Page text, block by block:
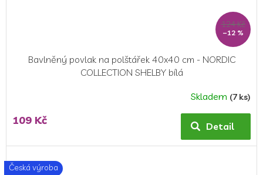
124 Kč
–12 %
Bavlněný povlak na polštářek 40x40 cm - NORDIC
COLLECTION SHELBY bílá
produktu
5,0
z
Skladem (7 ks)
109 Kč Detail
Česká výroba